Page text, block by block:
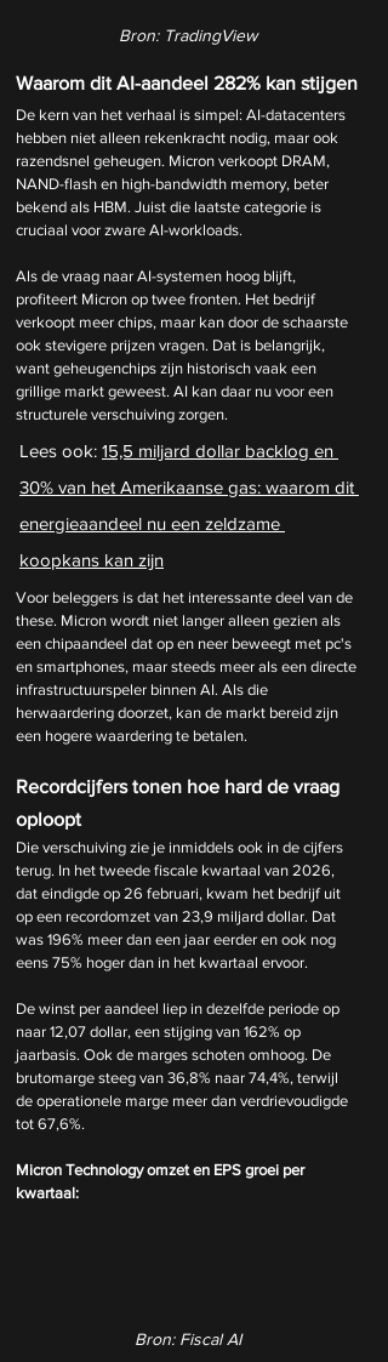
Bron: TradingView
Waarom dit AI-aandeel 282% kan stijgen
De kern van het verhaal is simpel: AI-datacenters
hebben niet alleen rekenkracht nodig, maar ook
razendsnel geheugen. Micron verkoopt DRAM,
NAND-flash en high-bandwidth memory, beter
bekend als HBM. Juist die laatste categorie is
cruciaal voor zware AI-workloads.
Als de vraag naar AI-systemen hoog blijft,
profiteert Micron op twee fronten. Het bedrijf
verkoopt meer chips, maar kan door de schaarste
ook stevigere prijzen vragen. Dat is belangrijk,
want geheugenchips zijn historisch vaak een
grillige markt geweest. AI kan daar nu voor een
structurele verschuiving zorgen.
Lees ook: 15,5 miljard dollar backlog en
30% van het Amerikaanse gas: waarom dit
energieaandeel nu een zeldzame
koopkans kan zijn
Voor beleggers is dat het interessante deel van de
these. Micron wordt niet langer alleen gezien als
een chipaandeel dat op en neer beweegt met pc's
en smartphones, maar steeds meer als een directe
infrastructuurspeler binnen AI. Als die
herwaardering doorzet, kan de markt bereid zijn
een hogere waardering te betalen.
Recordcijfers tonen hoe hard de vraag
oploopt
Die verschuiving zie je inmiddels ook in de cijfers
terug. In het tweede fiscale kwartaal van 2026,
dat eindigde op 26 februari, kwam het bedrijf uit
op een recordomzet van 23,9 miljard dollar. Dat
was 196% meer dan een jaar eerder en ook nog
eens 75% hoger dan in het kwartaal ervoor.
De winst per aandeel liep in dezelfde periode op
naar 12,07 dollar, een stijging van 162% op
jaarbasis. Ook de marges schoten omhoog. De
brutomarge steeg van 36,8% naar 74,4%, terwijl
de operationele marge meer dan verdrievoudigde
tot 67,6%.
Micron Technology omzet en EPS groei per
kwartaal:
Bron: Fiscal AI